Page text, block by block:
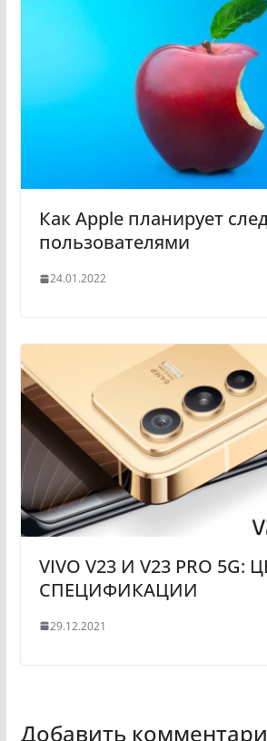
Как Apple планирует
пользователями
24.01.2022
VIVO V23 И V23 PRO 5G:
СПЕЦИФИКАЦИИ
29.12.2021
Добавить